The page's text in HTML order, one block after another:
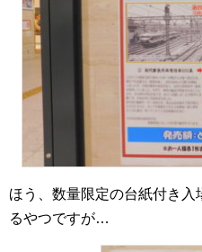
ほう、数量限定の台紙付き
るやつですが…